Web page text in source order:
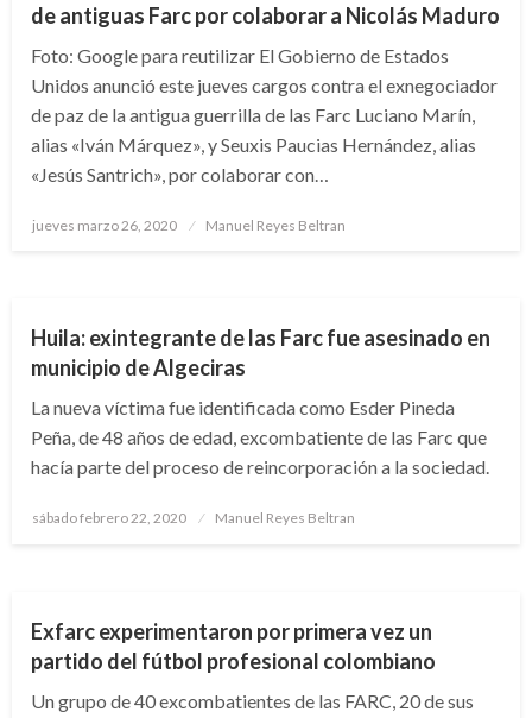
de antiguas Farc por colaborar a Nicolás Maduro
Foto: Google para reutilizar El Gobierno de Estados
Unidos anunció este jueves cargos contra el exnegociador
de paz de la antigua guerrilla de las Farc Luciano Marín,
alias «Iván Márquez», y Seuxis Paucias Hernández, alias
«Jesús Santrich», por colaborar con…
Publicado
jueves marzo 26, 2020 Manuel Reyes Beltran
Huila: exintegrante de las Farc fue asesinado en
municipio de Algeciras
La nueva víctima fue identificada como Esder Pineda
Peña, de 48 años de edad, excombatiente de las Farc que
hacía parte del proceso de reincorporación a la sociedad.
Publicado
sábado febrero 22, 2020 Manuel Reyes Beltran
Exfarc experimentaron por primera vez un
partido del fútbol profesional colombiano
Un grupo de 40 excombatientes de las FARC, 20 de sus